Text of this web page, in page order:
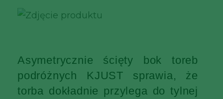
Asymetrycznie ścięty bok toreb
podróżnych KJUST sprawia, że
torba dokładnie przylega do tylnej